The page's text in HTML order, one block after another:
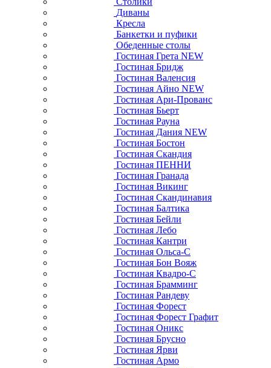
Диваны
Кресла
Банкетки и пуфики
Обеденные столы
Гостиная Грета NEW
Гостиная Бридж
Гостиная Валенсия
Гостиная Айно NEW
Гостиная Ари-Прованс
Гостиная Бьерт
Гостиная Рауна
Гостиная Дания NEW
Гостиная Бостон
Гостиная Скандия
Гостиная ПЕННИ
Гостиная Гранада
Гостиная Викинг
Гостиная Скандинавия
Гостиная Балтика
Гостиная Бейли
Гостиная Лебо
Гостиная Кантри
Гостиная Ольса-С
Гостиная Бон Вояж
Гостиная Квадро-С
Гостиная Брамминг
Гостиная Рандеву
Гостиная Форест
Гостиная Форест Графит
Гостиная Оникс
Гостиная Брусно
Гостиная Ярви
Гостиная Армо